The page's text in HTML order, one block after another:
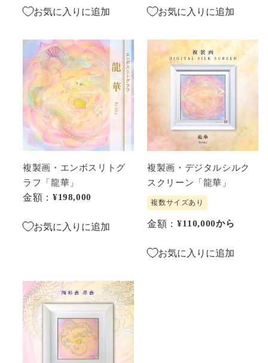
ら」
枚
セ
ッ
ト
【ポ
ス
ト
投
函
対
応】
お気に入りに追加
ス
投
函
便
対
お気に入りに追加
複
製
画・
エ
ン
ボ
リ
ト
グ
ラ
「龍
複製画・エンボスリトグ
ラフ「龍華」
金額： 通常価格
¥198,000
お気に入りに追加
製
画・
デ
ジ
タ
ル
シ
ル
ク
ス
ク
リ
ン
複製画・デジタルシルク
スクリーン「龍華」
複数サイズあり
金額： 通常価格
¥110,000から
お気に入りに追加
陶
彩
画
「龍